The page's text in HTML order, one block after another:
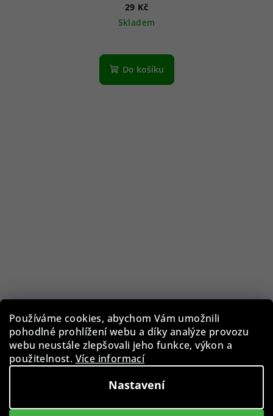
Používáme cookies, abychom Vám umožnili
pohodlné prohlížení webu a díky analýze provozu
webu neustále zlepšovali jeho funkce, výkon a
použitelnost. Více informací
Nastavení
29 Kč
Skladem
Do košíku
Čistící ubrousek BLB-CLC-002-WHT, 15 x 15 cm
29 Kč
Skladem, na prodejně